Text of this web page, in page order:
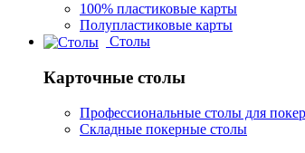
100% пластиковые карты
Полупластиковые карты
Столы
Карточные столы
Профессиональные столы для
Складные покерные столы